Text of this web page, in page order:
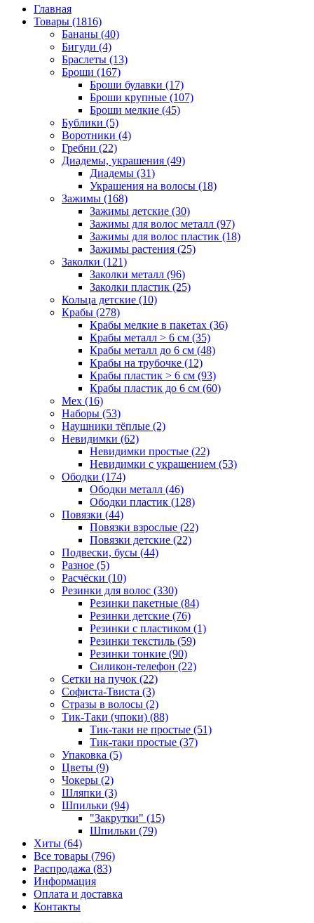
Главная
Товары (1816)
Бананы (40)
Бигуди (4)
Браслеты (13)
Броши (167)
Броши булавки (17)
Броши крупные (107)
Броши мелкие (45)
Бублики (5)
Воротники (4)
Гребни (22)
Диадемы, украшения (49)
Диадемы (31)
Украшения на волосы (18)
Зажимы (168)
Зажимы детские (30)
Зажимы для волос металл (97)
Зажимы для волос пластик (18)
Зажимы растения (25)
Заколки (121)
Заколки металл (96)
Заколки пластик (25)
Кольца детские (10)
Крабы (278)
Крабы мелкие в пакетах (36)
Крабы металл > 6 см (35)
Крабы металл до 6 см (48)
Крабы на трубочке (12)
Крабы пластик > 6 см (93)
Крабы пластик до 6 см (60)
Мех (16)
Наборы (53)
Наушники тёплые (2)
Невидимки (62)
Невидимки простые (22)
Невидимки с украшением (53)
Ободки (174)
Ободки металл (46)
Ободки пластик (128)
Повязки (44)
Повязки взрослые (22)
Повязки детские (22)
Подвески, бусы (44)
Разное (5)
Расчёски (10)
Резинки для волос (330)
Резинки пакетные (84)
Резинки детские (76)
Резинки с пластиком (1)
Резинки текстиль (59)
Резинки тонкие (90)
Силикон-телефон (22)
Сетки на пучок (22)
Софиста-Твиста (3)
Стразы в волосы (2)
Тик-Таки (чпоки) (88)
Тик-таки не простые (51)
Тик-таки простые (37)
Упаковка (5)
Цветы (9)
Чокеры (2)
Шляпки (3)
Шпильки (94)
"Закрутки" (15)
Шпильки (79)
Хиты (64)
Все товары (796)
Распродажа (83)
Информация
Оплата и доставка
Контакты